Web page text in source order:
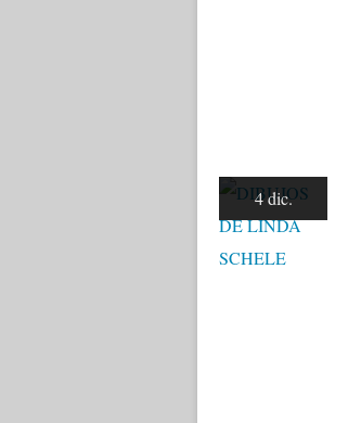
4 dic.